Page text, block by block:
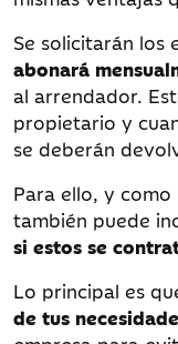
Se solicitarán los
abonará
al arrendador.
propietario y
se deberán
Para ello, y como
también puede
si estos se
Lo principal es
de tus